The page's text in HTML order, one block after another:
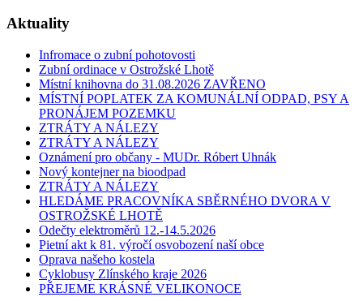
Aktuality
Infromace o zubní pohotovosti
Zubní ordinace v Ostrožské Lhotě
Místní knihovna do 31.08.2026 ZAVŘENO
MÍSTNÍ POPLATEK ZA KOMUNÁLNÍ ODPAD, PSY A
PRONÁJEM POZEMKU
ZTRÁTY A NÁLEZY
ZTRÁTY A NÁLEZY
Oznámení pro občany - MUDr. Róbert Uhnák
Nový kontejner na bioodpad
ZTRÁTY A NÁLEZY
HLEDÁME PRACOVNÍKA SBĚRNÉHO DVORA V
OSTROŽSKÉ LHOTĚ
Odečty elektroměrů 12.-14.5.2026
Pietní akt k 81. výročí osvobození naší obce
Oprava našeho kostela
Cyklobusy Zlínského kraje 2026
PŘEJEME KRÁSNÉ VELIKONOCE